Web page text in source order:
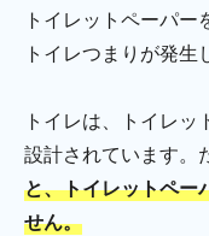
トイレットペーパー
トイレつまりが発生
トイレは、トイレ
設計されています。
と、トイレットペー
せん。